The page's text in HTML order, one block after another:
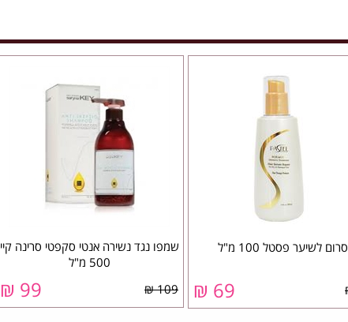
סרום לשיער פסטל 100 מ"ל
69 ₪
שמפו נגד נשירה אנטי סקפטי סרינה קיי
500 מ"ל
109 ₪
99 ₪